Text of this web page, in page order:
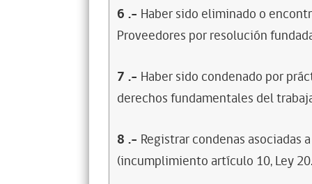
6 .- Haber sido eliminado o
Proveedores por resolución
7 .- Haber sido condenado por
derechos fundamentales del
8 .- Registrar condenas asociadas
(incumplimiento artículo 10, Ley